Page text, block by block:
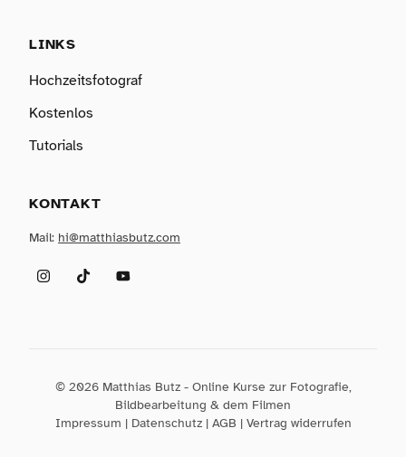
LINKS
Hochzeitsfotograf
Kostenlos
Tutorials
KONTAKT
Mail: hi@matthiasbutz.com
InstagramTikTokYouTube
© 2026 Matthias Butz - Online Kurse zur Fotografie,
Bildbearbeitung & dem Filmen
Impressum | Datenschutz| AGB | Vertrag widerrufen